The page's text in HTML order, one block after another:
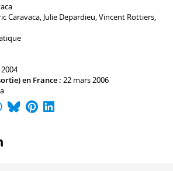
Caravaca, Julie Depardieu,Vincent Rottiers,
2004
en France : 22 mars 2006